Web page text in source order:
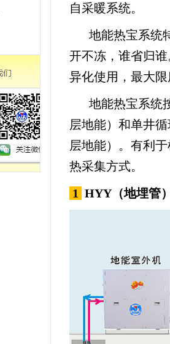
自采暖系统。
地能热宝系统
开不冻，谁省归
异化使用，最大
地能热宝系统
层地能）和单井
层地能）。有利
热采集方式。
1 HYY（地埋管